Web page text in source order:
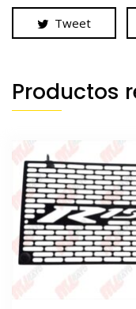
Tweet
Productos